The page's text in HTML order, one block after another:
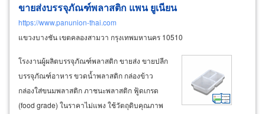
ขายส่งบรรจุภัณฑ์พลาสติก แพน ยูเนียน
https://www.panunion-thai.com
แขวงบางชัน เขตคลองสามวา กรุงเทพมหานคร 10510
โรงงานผู้ผลิตบรรจุภัณฑ์พลาสติก ขายส่ง ขายปลีก
บรรจุภัณฑ์อาหาร ขวดน้ำพลาสติก กล่องข้าว
กล่องใส่ขนมพลาสติก ภาชนะพลาสติก ฟู้ดเกรด
(food grade) ในราคาไม่แพง ใช้วัตถุดิบคุณภาพ